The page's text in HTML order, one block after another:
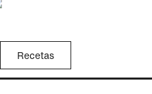
Recetas